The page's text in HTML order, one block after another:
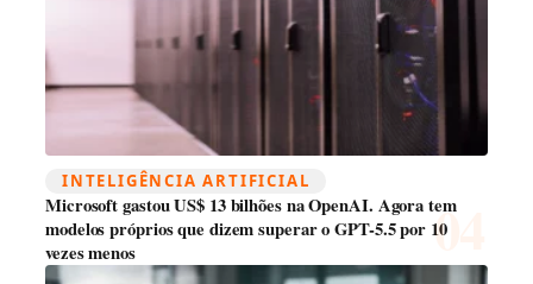
INTELIGÊNCIA ARTIFICIAL
Microsoft gastou US$ 13 bilhões na OpenAI. Agora tem
modelos próprios que dizem superar o GPT-5.5 por 10
vezes menos